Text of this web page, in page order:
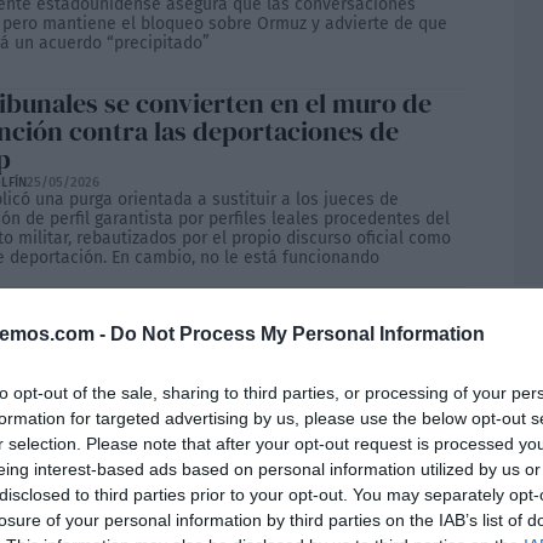
- Do Not Process My Personal Information
opt-out of the sale, sharing to third parties, or processing of your
for targeted advertising by us, please use the below opt-out
selection. Please note that after your opt-out request is processed
interest-based ads based on personal information utilized by us
to third parties prior to your opt-out. You may separately
of your personal information by third parties on the IAB’s list of
estadounidense asegura que las conversaciones
pero mantiene el bloqueo sobre Ormuz y advierte de que
un acuerdo “precipitado”
se convierten en el muro de
contra las deportaciones de
25/05/2026
una purga orientada a sustituir a los jueces de
de perfil garantista por perfiles leales procedentes del
militar, rebautizados por el propio discurso oficial como
deportación. En cambio, no le está funcionando
usa las tropas en Europa como una
más de presión política
Polonia después de haber cancelado el despliegue tras
con Alemania
sobre las cárceles israelíes
a romperse
22/05/2026
de abusos sexuales contra presos palestinos ya no